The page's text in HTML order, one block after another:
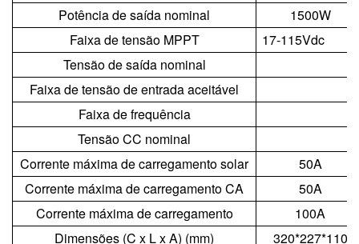
Potência de saída nominal
1500W
Faixa de tensão MPPT
17-115Vdc
Tensão de saída nominal
Faixa de tensão de entrada aceitável
Faixa de frequência
Tensão CC nominal
Corrente máxima de carregamento solar
50A
Corrente máxima de carregamento CA
50A
Corrente máxima de carregamento
100A
Dimensões (C x L x A) (mm)
320*227*110